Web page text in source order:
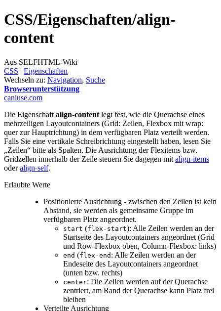
CSS/Eigenschaften/align-
content
Aus SELFHTML-Wiki
CSS ‎ | Eigenschaften
Wechseln zu: Navigation, Suche
Browserunterstützung
caniuse.com
Die Eigenschaft align-content legt fest, wie die Querachse eines
mehrzeiligen Layoutcontainers (Grid: Zeilen, Flexbox mit wrap:
quer zur Hauptrichtung) in dem verfügbaren Platz verteilt werden.
Falls Sie eine vertikale Schreibrichtung eingestellt haben, lesen Sie
„Zeilen“ bitte als Spalten. Die Ausrichtung der Flexitems bzw.
Gridzellen innerhalb der Zeile steuern Sie dagegen mit align-items
oderalign-self.
Erlaubte Werte
Positionierte Ausrichtung - zwischen den Zeilen ist kein
Abstand, sie werden als gemeinsame Gruppe im
verfügbaren Platz angeordnet.
start (flex-start): Alle Zeilen werden an der
Startseite des Layoutcontainers angeordnet (Grid
und Row-Flexbox oben, Column-Flexbox: links)
end (flex-end : Alle Zeilen werden an der
Endeseite des Layoutcontainers angeordnet
(unten bzw. rechts)
center: Die Zeilen werden auf der Querachse
zentriert, am Rand der Querachse kann Platz frei
bleiben
Verteilte Ausrichtung